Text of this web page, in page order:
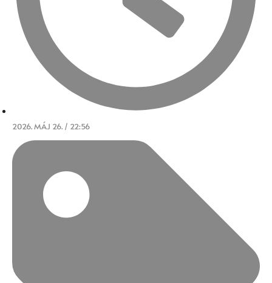
2026. MÁJ 26. / 22:56